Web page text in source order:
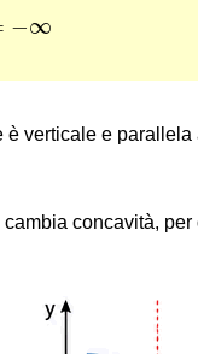
−∞
è verticale e parallela
concavità,